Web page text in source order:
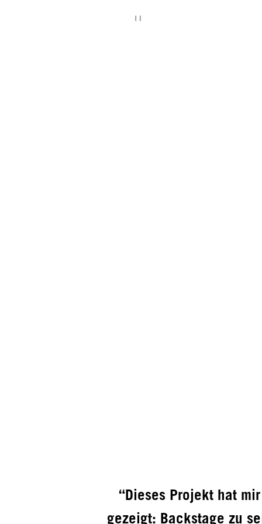
“Dieses Projekt hat mir
gezeigt: Backstage zu